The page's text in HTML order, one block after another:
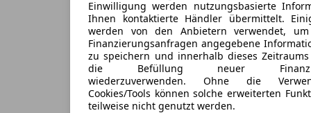
Einwilligung werden nutzungsbasierte
Ihnen kontaktierte Händler übermittelt.
werden von den Anbietern verwendet,
Finanzierungsanfragen angegebene
zu speichern und innerhalb dieses
die Befüllung neuer
wiederzuverwenden. Ohne die
Cookies/Tools können solche erweiterten
teilweise nicht genutzt werden.